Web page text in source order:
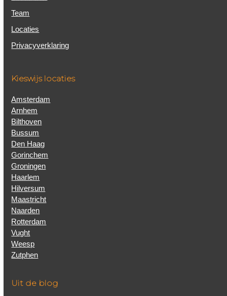
Team
Locaties
Privacyverklaring
Kieswijs locaties
Amsterdam
Arnhem
Bilthoven
Bussum
Den Haag
Gorinchem
Groningen
Haarlem
Hilversum
Maastricht
Naarden
Rotterdam
Vught
Weesp
Zutphen
Uit de blog